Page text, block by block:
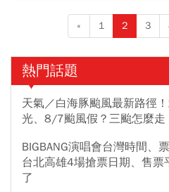
討論。觀察金融股周四(6/18)股價
國泰金觸及117.5元、中信金觸及
5成，現在金融股還可不可以買？
麼？
« 1 2 3
熱門話題
天氣／白海豚颱風最新路徑
光、8/7颱風假？三颱怎麼
BIGBANG演唱會台灣時間、
台北高雄4場搶票日期、售
了